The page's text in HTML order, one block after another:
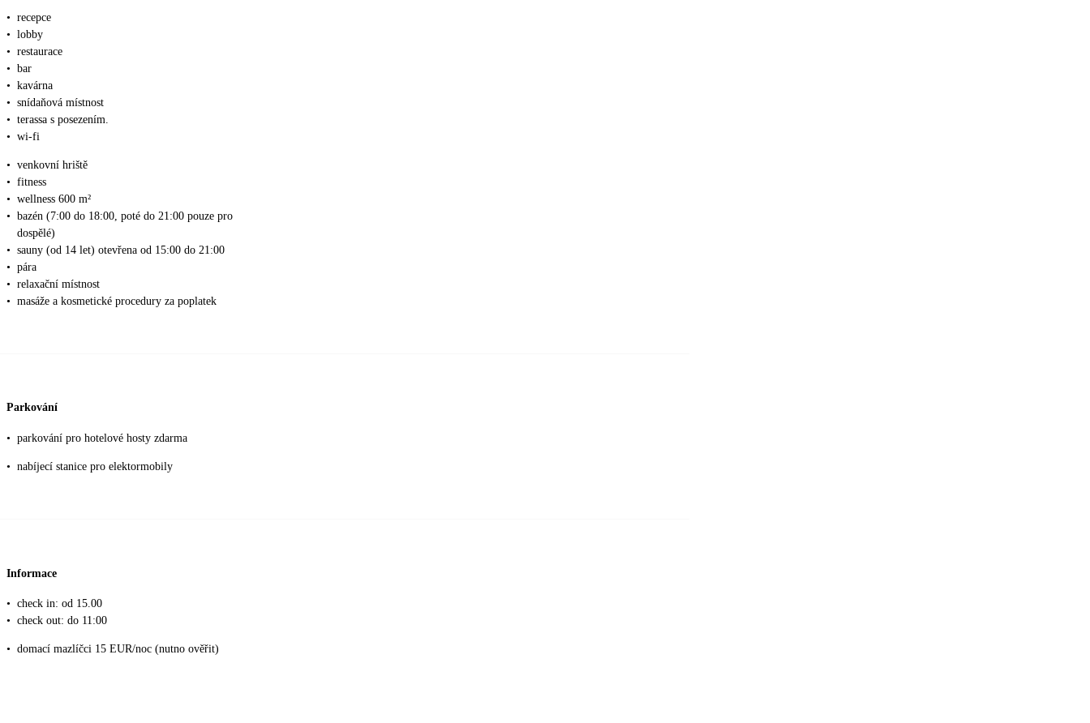
• recepce
• lobby
• restaurace
• bar
• kavárna
• snídaňová místnost
• terassa s posezením.
• wi-fi
• venkovní hriště
• fitness
• wellness 600 m²
• bazén (7:00 do 18:00, poté do 21:00 pouze pro
dospělé)
• sauny (od 14 let) otevřena od 15:00 do 21:00
• pára
• relaxační místnost
• masáže a kosmetické procedury za poplatek
Parkování
• parkování pro hotelové hosty zdarma
• nabíjecí stanice pro elektormobily
Informace
• check in: od 15.00
• check out: do 11:00
• domací mazlíčci 15 EUR/noc (nutno ověřit)